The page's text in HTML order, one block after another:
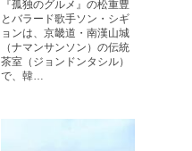
『孤独のグルメ』の松重豊
とバラード歌手ソン・シギ
ョンは、京畿道・南漢山城
（ナマンサンソン）の伝統
茶室（ジョンドンタシル）
で、韓…